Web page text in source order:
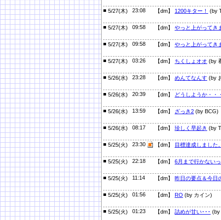
■ 5/27(木) 23:08 【dm】 1200キター！ (by
■ 5/27(木) 09:58 【dm】 やっと上がってき
■ 5/27(木) 09:58 【dm】 やっと上がってき
■ 5/27(木) 03:26 【dm】 ちくしょオオ (by
■ 5/26(水) 23:28 【dm】 めんてなんす (by
■ 5/26(水) 20:39 【dm】 どうしようか・・
■ 5/26(水) 13:59 【dm】 ざっき2 (by BCG)
■ 5/26(水) 08:17 【dm】 珍しく早起き (by
■ 5/25(火) 23:30 【dm】 目標達成しました
■ 5/25(火) 22:18 【dm】 6月まで行かない
■ 5/25(火) 11:14 【dm】 昨日の要点＆今日
■ 5/25(火) 01:56 【dm】 RO (by カイン)
■ 5/25(火) 01:23 【dm】 詰めが甘い･･･ (by